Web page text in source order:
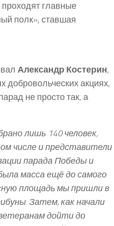
проходят главные
полк», ставшая
Александр Костерин,
добровольческих акциях,
не просто так, а
лишь 140 человек,
числе и представители
парада Победы и
масса ещё до самого
площадь мы пришли в
Затем, как начали
дойти до